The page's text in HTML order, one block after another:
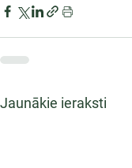
Jaunākie ieraksti